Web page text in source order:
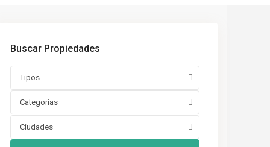
Buscar Propiedades
Tipos
Categorías
Ciudades